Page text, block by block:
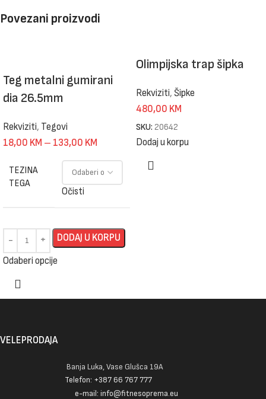
Povezani proizvodi
Teg metalni gumirani
dia 26.5mm
Rekviziti, Tegovi
18,00 KM – 133,00 KM
TEZINA
TEGA
Očisti
DODAJ U KORPU
Odaberi opcije
Olimpijska trap šipka
Rekviziti, Šipke
480,00 KM
SKU: 20642
Dodaj u korpu
VELEPRODAJA
Banja Luka, Vase Glušca 19A
Telefon: +387 66 767 777
e-mail: info@fitnesoprema.eu